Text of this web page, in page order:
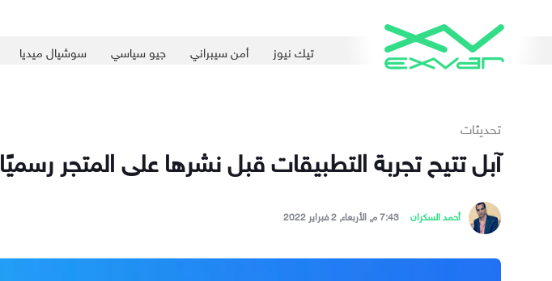
تيك نيوز أمن سيبراني جيو سياسي سوشيال ميديا
تحديثات
آبل تتيح تجربة التطبيقات قبل نشرها على المتجر رسميًا
أحمد السكران 7:43 م, الأربعاء, 2 فبراير 2022